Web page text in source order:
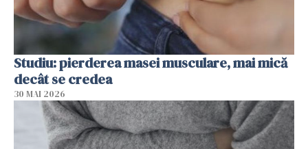
Studiu: pierderea masei musculare, mai mică
decât se credea
30 MAI 2026